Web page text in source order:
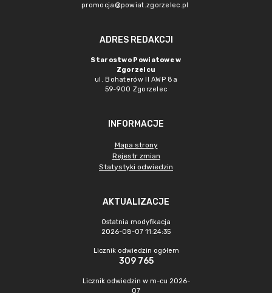
promocja@powiat.zgorzelec.pl
ADRES REDAKCJI
Starostwo Powiatowe w
Zgorzelcu
ul. Bohaterów II AWP 8a
59-900 Zgorzelec
INFORMACJE
Mapa strony
Rejestr zmian
Statystyki odwiedzin
AKTUALIZACJE
Ostatnia modyfikacja
2026-08-07 11:24:35
Licznik odwiedzin ogółem
309 765
Licznik odwiedzin w m-cu 2026-
07